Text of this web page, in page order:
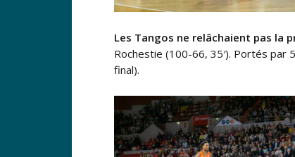
Les Tangos ne relâchaient pas la
Rochestie (100-66, 35′). Portés
final).